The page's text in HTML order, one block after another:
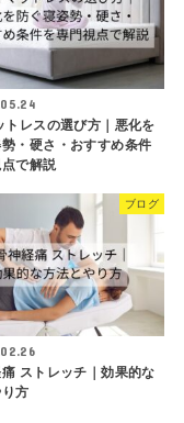
トレスの選び方｜悪化を
勢・硬さ・おすすめ条件
で解説
ブログ
ストレッチ｜効果的な
方